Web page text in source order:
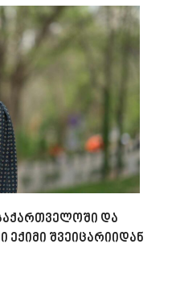
და
შვეიცარიიდან